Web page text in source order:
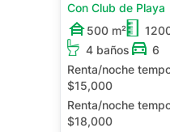
Con Club de Playa
500 m²
4 baños
6
Renta/noche
$15,000
Renta/noche
$18,000